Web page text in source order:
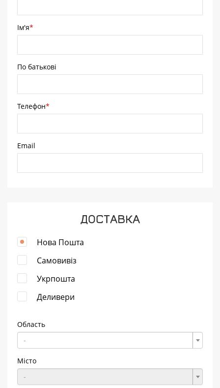
Ім'я*
По батькові
Телефон*
Email
ДОСТАВКА
Нова Пошта
Самовивіз
Укрпошта
Деливери
Область
-
Місто
-